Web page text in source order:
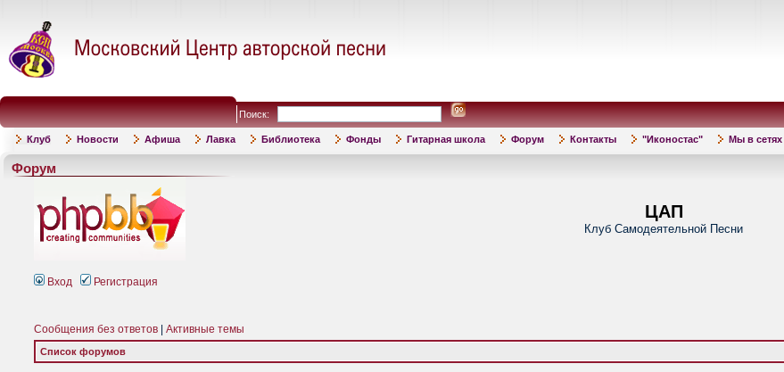
Поиск:
Клуб Новости Афиша Лавка Библиотека Фонды Гитарная школа Форум Контакты "Иконостас" Мы в сетях
Форум
ЦАП
Клуб Самодеятельной Песни
Вход Регистрация
Сообщения без ответов Активные темы
Список форумов